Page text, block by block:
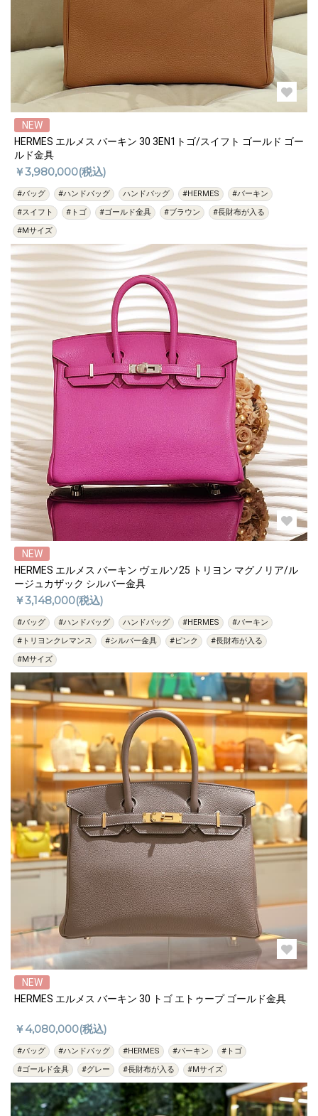
NEW
HERMES エルメス バーキン 30 3EN1トゴ/スイフト ゴールド ゴー
ルド金具
￥3,980,000(税込)
#バッグ #ハンドバッグ ハンドバッグ #HERMES
#バーキン
#スイフト
#トゴ #ゴールド金具 #ブラウン
#長財布が入る
#Mサイズ
NEW
HERMES エルメス バーキン ヴェルソ25 トリヨン マグノリア/ル
ージュカザック シルバー金具
￥3,148,000(税込)
#バッグ #ハンドバッグ ハンドバッグ #HERMES
#バーキン
#トリヨンクレマンス
#シルバー金具 #ピンク
#長財布が入る
#Mサイズ
NEW
HERMES エルメス バーキン 30 トゴ エトゥープ ゴールド金具
￥4,080,000(税込)
#バッグ #ハンドバッグ #HERMES #バーキン
#トゴ
#ゴールド金具
#グレー #長財布が入る #Mサイズ